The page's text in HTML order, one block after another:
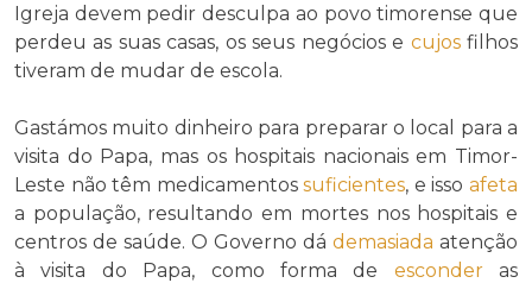
Igreja devem pedir desculpa ao povo timorense que
perdeu as suas casas, os seus negócios e cujosfilhos
tiveram de mudar de escola.
Gastámos muito dinheiro para preparar o local para a
visita do Papa, mas os hospitais nacionais em Timor-
Leste não têm medicamentossuficientes, e issoafeta
a população, resultando em mortes nos hospitais e
centros de saúde. O Governo dá demasiada atenção
à visita do Papa, como forma de esconderas